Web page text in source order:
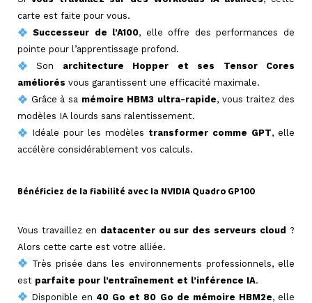
carte est faite pour vous.
Successeur de l’A100, elle offre des performances de
pointe pour l’apprentissage profond.
Son architecture Hopper et ses Tensor Cores
améliorés vous garantissent une efficacité maximale.
Grâce à sa mémoire HBM3 ultra-rapide, vous traitez des
modèles IA lourds sans ralentissement.
Idéale pour les modèles transformer comme GPT, elle
accélère considérablement vos calculs.
Bénéficiez de la fiabilité avec la NVIDIA Quadro GP100
Vous travaillez en datacenter ou sur des serveurs cloud ?
Alors cette carte est votre alliée.
Très prisée dans les environnements professionnels, elle
est parfaite pour l’entraînement et l’inférence IA.
Disponible en 40 Go et 80 Go de mémoire HBM2e, elle